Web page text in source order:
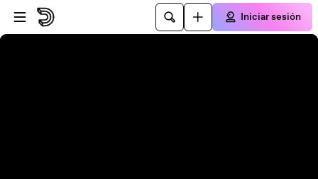
Saltar al reproductor
Saltar al contenido principal
Iniciar sesión